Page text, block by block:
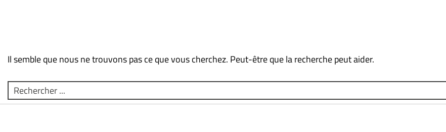
Il semble que nous ne trouvons pas ce que vous cherchez. Peut-être que la recherche peut aider.
Rechercher